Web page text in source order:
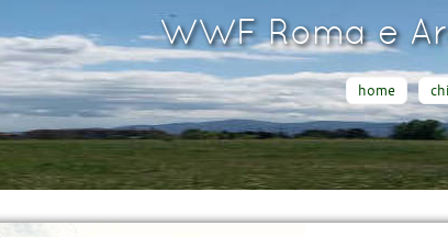
WWF Roma e
home